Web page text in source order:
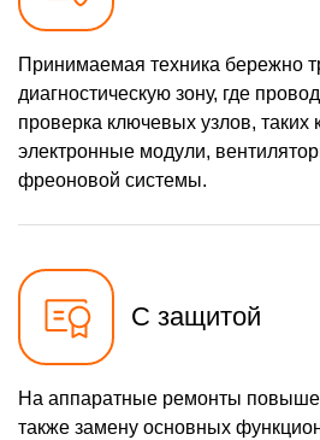
Принимаемая техника бережно
диагностическую зону, где
проверка ключевых узлов, таких
электронные модули,
фреоновой системы.
С защитой
На аппаратные ремонты
также замену основных